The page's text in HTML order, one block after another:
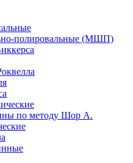
полировальные (МШП)
по методу Шор А.